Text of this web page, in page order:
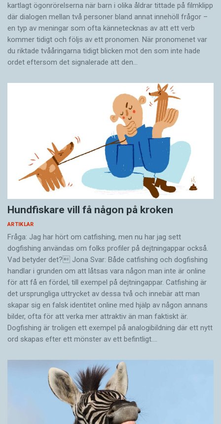
kartlagt ögonrörelserna när barn i olika åldrar tittade på filmklipp
där dialogen mellan två personer bland annat innehöll frågor –
en typ av meningar som ofta kännetecknas av att ett verb
kommer tidigt och följs av ett pronomen. När pronomenet var
du riktade tvååringarna tidigt blicken mot den som inte hade
ordet eftersom det ­signalerade att den…
Hundfiskare vill få någon på kroken
ARTIKLAR
Fråga: Jag har hört om catfishing, men nu har jag sett
dogfishing användas om folks profiler på dejtningappar också.
Vad betyder det? Jona Svar: Både catfishing och dogfishing
handlar i grunden om att låtsas vara någon man inte är online
för att få en fördel, till exempel på dejtningappar. Catfishing är
det ursprungliga uttrycket av dessa två och innebär att man
skapar sig en falsk identitet online med hjälp av någon annans
bilder, ofta för att verka mer attraktiv än man faktiskt är.
Dogfishing är troligen ett exempel på analogibildning där ett nytt
ord skapas efter ett mönster av ett befintligt.…